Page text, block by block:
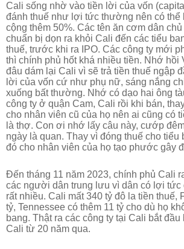
Cali sống nhờ vào tiền lời của vốn
đánh thuế như lợi tức thường nên có thể
cộng thêm 50%. Các tên ăn cơm dân
chuẩn bị dọn ra khỏi Cali đến các tiểu
thuế, trước khi ra IPO. Các công ty mới
thì chính phủ hốt khá nhiều tiền. Nhớ hồi
đâu dám lại Cali vì sẽ trả tiền thuế ngập
lời của vốn cứ như phụ nữ, sáng nắng
xuống bất thường. Nhớ có dạo hai ông
công ty ở quận Cam, Cali rồi khi bán,
cho nhân viên cũ của họ nên ai cũng có
là thợ. Con ơi nhớ lấy câu này, cướp
ngày là quan. Thay vì đóng thuế cho tiểu
đó cho nhân viên của họ tạo phước gây
Đến tháng 11 năm 2023, chính phủ Cali
các người dân trung lưu vì dân có lợi tức
rất nhiều. Cali mất 340 tỷ đô la tiền thuế,
tỷ, Tennessee có thêm 11 tỷ cho dù họ
bang. Thật ra các công ty tại Cali bắt đầu
Cali từ 20 năm qua.